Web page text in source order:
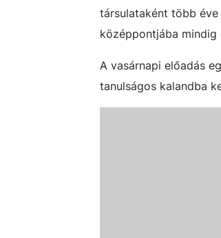
társulataként több
középpontjába
A vasárnapi előadás
tanulságos kalandba